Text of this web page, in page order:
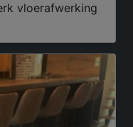
vloerafwerking